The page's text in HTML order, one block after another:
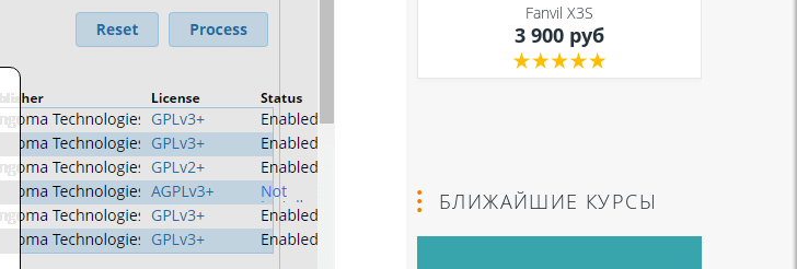
2 990 руб Fanvil X3S
3 900 руб
БЛИЖАЙШИЕ КУРСЫ